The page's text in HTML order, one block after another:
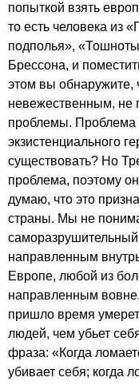
попыткой взять
то есть человека из
подполья»,
Брессона, и
этом вы обнаружите,
невежественным, не
проблемы. Проблема
экзистенциального
существовать? Но
проблема, поэтому
думаю, что это
страны. Мы не
направленным
Европе, любой из
направленным вовне.
пришло время
людей, чем убьет
фраза: «Когда
убивает себя; когда